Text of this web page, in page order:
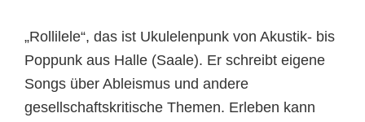
„Rollilele“, das ist Ukulelenpunk von Akustik- bis
Poppunk aus Halle (Saale). Er schreibt eigene
Songs über Ableismus und andere
gesellschaftskritische Themen. Erleben kann